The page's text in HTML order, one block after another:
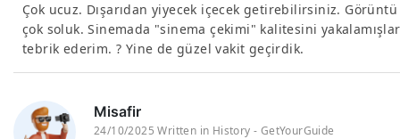
Çok ucuz. Dışarıdan yiyecek içecek getirebilirsiniz. Görüntü
çok soluk. Sinemada "sinema çekimi" kalitesini yakalamışlar
tebrik ederim. ? Yine de güzel vakit geçirdik.
Misafir
24/10/2025 Written in History - GetYourGuide